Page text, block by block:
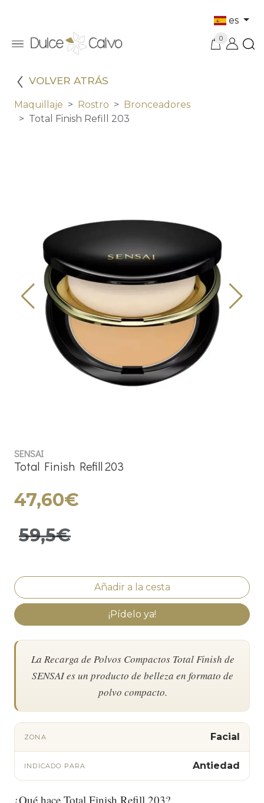
es
0
VOLVER ATRÁS
Maquillaje Rostro
Bronceadores
Total Finish Refill 203
SENSAI
Total Finish Refill 203
47,60€
59,5€
¡Pídelo ya!
La Recarga de Polvos Compactos Total Finish de
SENSAI es un producto de belleza en formato de
polvo compacto.
ZONA Facial
INDICADO PARA Antiedad
¿Qué hace Total Finish Refill 203?